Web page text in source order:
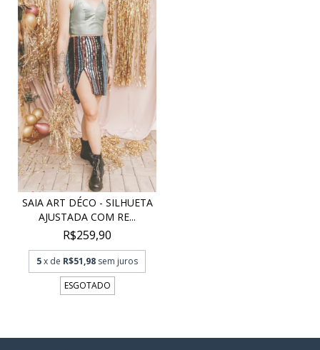
SAIA ART DÉCO - SILHUETA
AJUSTADA COM RE...
R$259,90
5x de R$51,98 sem juros
ESGOTADO